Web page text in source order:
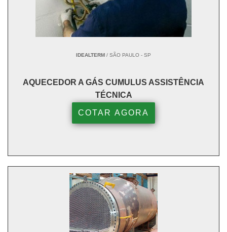
IDEALTERM / SÃO PAULO - SP
AQUECEDOR A GÁS CUMULUS ASSISTÊNCIA
TÉCNICA
COTAR AGORA